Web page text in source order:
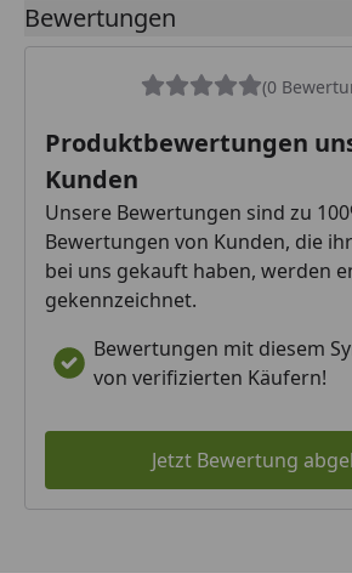
Bewertungen
(0
Produktbewertungen
Kunden
Unsere Bewertungen sind zu
Bewertungen von Kunden, die
bei uns gekauft haben, werden
gekennzeichnet.
Bewertungen mit diesem
von verifizierten Käufern!
Jetzt Bewertung